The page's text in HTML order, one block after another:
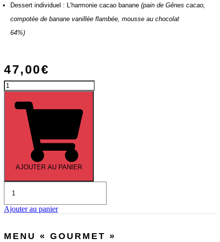
Dessert individuel : L’harmonie cacao banane (pain de Gênes cacao,
compotée de banane vanillée flambée, mousse au chocolat
64%)
47,00€
quantité
de
Menu
Prestige
AJOUTER AU PANIER
Menu
«
Ajouter au panier
MENU « GOURMET »